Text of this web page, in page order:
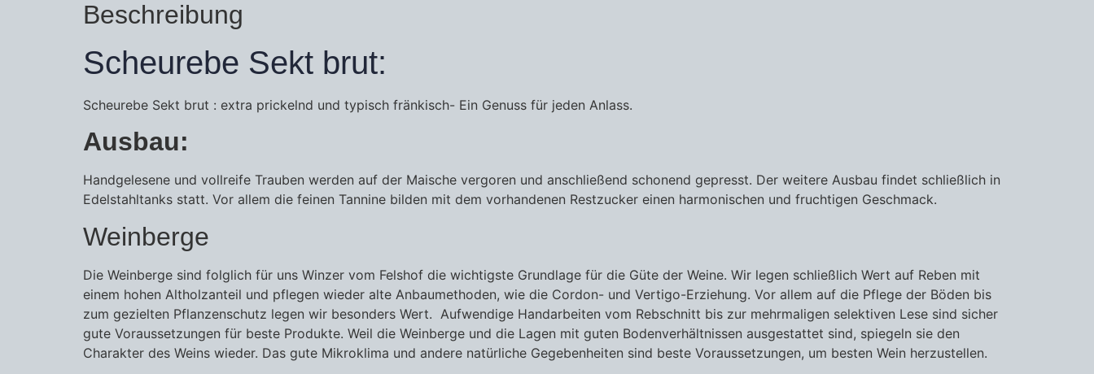
Beschreibung
Scheurebe Sekt brut:
Scheurebe Sekt brut : extra prickelnd und typisch fränkisch- Ein Genuss für jeden Anlass.
Ausbau:
Handgelesene und vollreife Trauben werden auf der Maische vergoren und anschließend schonend gepresst. Der weitere Ausbau findet schließlich in
Edelstahltanks statt. Vor allem die feinen Tannine bilden mit dem vorhandenen Restzucker einen harmonischen und fruchtigen Geschmack.
Weinberge
Die Weinberge sind folglich für uns Winzer vom Felshof die wichtigste Grundlage für die Güte der Weine. Wir legen schließlich Wert auf Reben mit
einem hohen Altholzanteil und pflegen wieder alte Anbaumethoden, wie die Cordon- und Vertigo-Erziehung. Vor allem auf die Pflege der Böden bis
zum gezielten Pflanzenschutz legen wir besonders Wert. Aufwendige Handarbeiten vom Rebschnitt bis zur mehrmaligen selektiven Lese sind sicher
gute Voraussetzungen für beste Produkte. Weil die Weinberge und die Lagen mit guten Bodenverhältnissen ausgestattet sind, spiegeln sie den
Charakter des Weins wieder. Das gute Mikroklima und andere natürliche Gegebenheiten sind beste Voraussetzungen, um besten Wein herzustellen.